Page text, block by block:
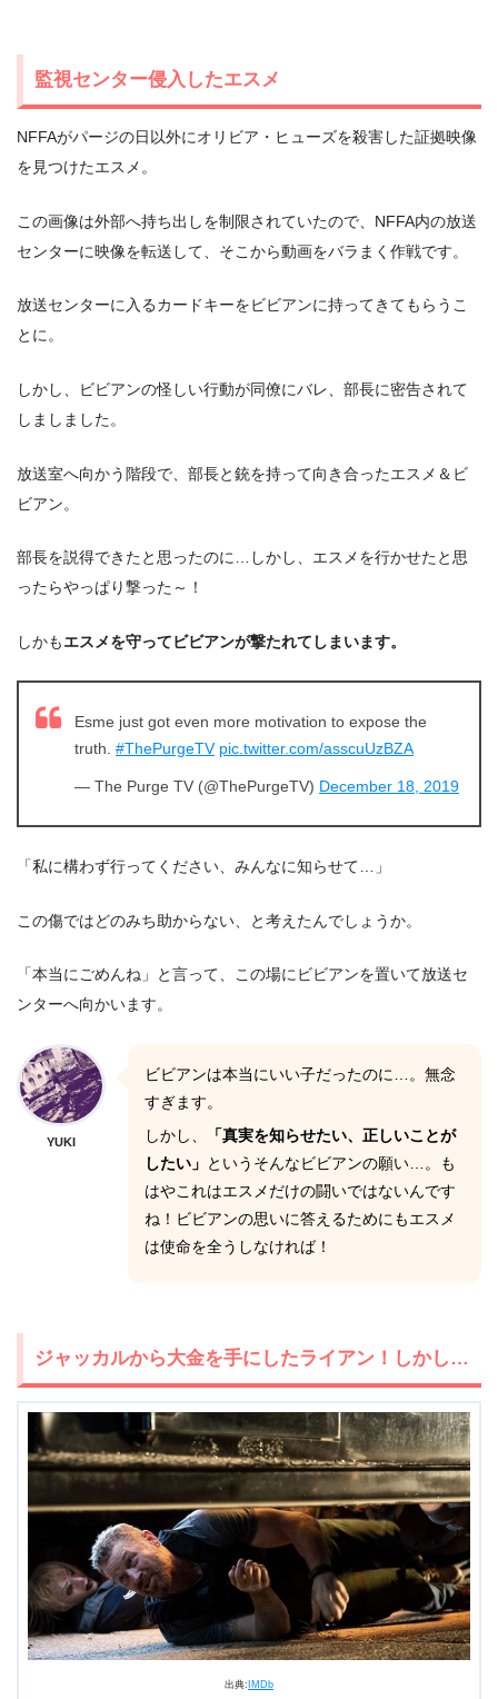
監視センター侵入したエスメ
NFFAがパージの日以外にオリビア・ヒューズを殺害した証拠映像
を見つけたエスメ。
この画像は外部へ持ち出しを制限されていたので、NFFA内の放送
センターに映像を転送して、そこから動画をバラまく作戦です。
放送センターに入るカードキーをビビアンに持ってきてもらうこ
とに。
しかし、ビビアンの怪しい行動が同僚にバレ、部長に密告されて
しましました。
放送室へ向かう階段で、部長と銃を持って向き合ったエスメ＆ビ
ビアン。
部長を説得できたと思ったのに…しかし、エスメを行かせたと思
ったらやっぱり撃った～！
しかもエスメを守ってビビアンが撃たれてしまいます。
Esme just got even more motivation to expose the
truth. #ThePurgeTV pic.twitter.com/asscuUzBZA
— The Purge TV (@ThePurgeTV) December 18, 2019
「私に構わず行ってください、みんなに知らせて…」
この傷ではどのみち助からない、と考えたんでしょうか。
「本当にごめんね」と言って、この場にビビアンを置いて放送セ
ンターへ向かいます。
YUKI
ビビアンは本当にいい子だったのに…。無念
すぎます。
しかし、
「真実を知らせたい、正しいことが
したい」 というそんなビビアンの願い…。も
はやこれはエスメだけの闘いではないんです
ね！ビビアンの思いに答えるためにもエスメ
は使命を全うしなければ！
ジャッカルから大金を手にしたライアン！しかし…
出典: IMDb